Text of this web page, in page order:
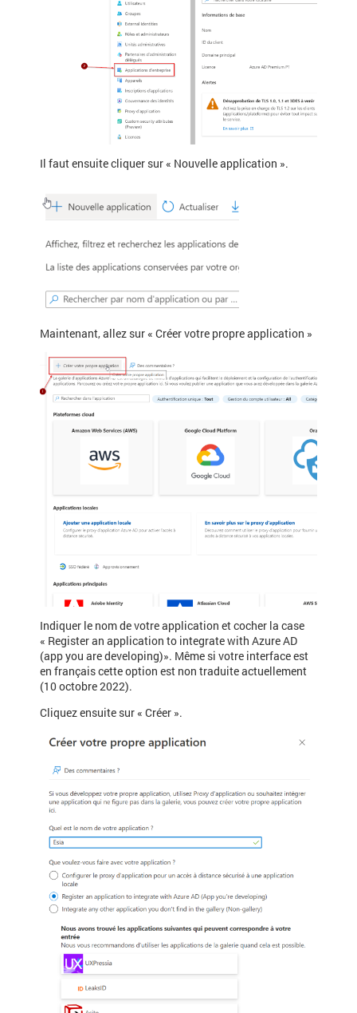
Il faut ensuite cliquer sur « Nouvelle application ».
Maintenant, allez sur « Créer votre propre application »
Indiquer le nom de votre application et cocher la case
« Register an application to integrate with Azure AD
(app you are developing)». Même si votre interface est
en français cette option est non traduite actuellement
(10 octobre 2022).
Cliquez ensuite sur « Créer ».